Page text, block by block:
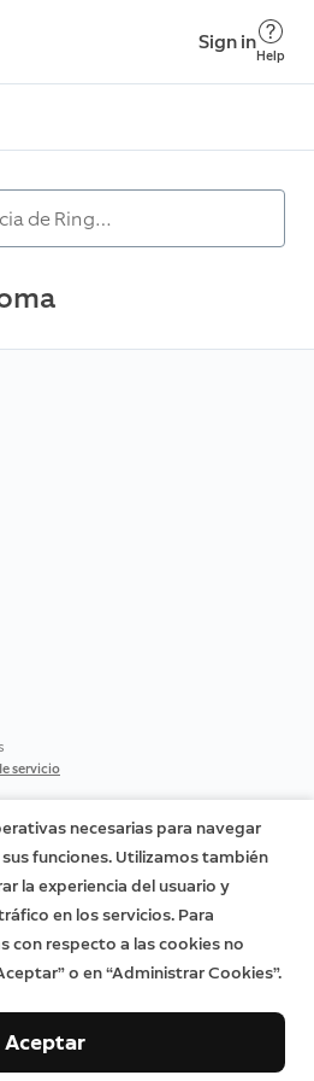
Sign in
Help
servicio
necesarias para navegar
funciones. Utilizamos también
la experiencia del usuario y
en los servicios. Para
con respecto a las cookies no
o en “Administrar Cookies”.
Aceptar